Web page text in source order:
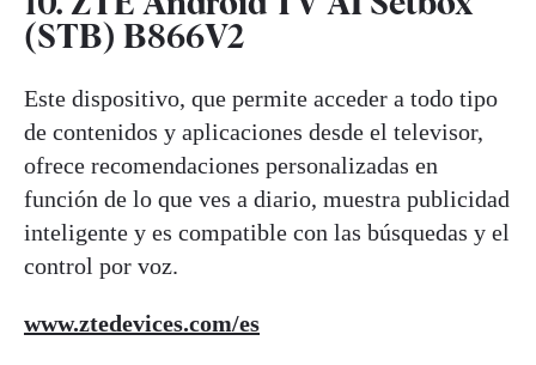
(STB) B866V2
Este dispositivo, que permite acceder a todo tipo
de contenidos y aplicaciones desde el televisor,
ofrece recomendaciones personalizadas en
función de lo que ves a diario, muestra publicidad
inteligente y es compatible con las búsquedas y el
control por voz.
www.ztedevices.com/es